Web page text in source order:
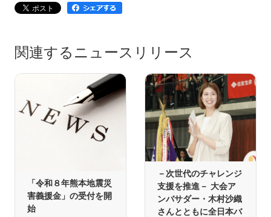
関連するニュースリリース
「令和８年熊本地震災
害義援金」の受付を開
始
－次世代のチャレンジ
支援を推進－ 大会ア
ンバサダー・木村沙織
さんとともに全日本バ